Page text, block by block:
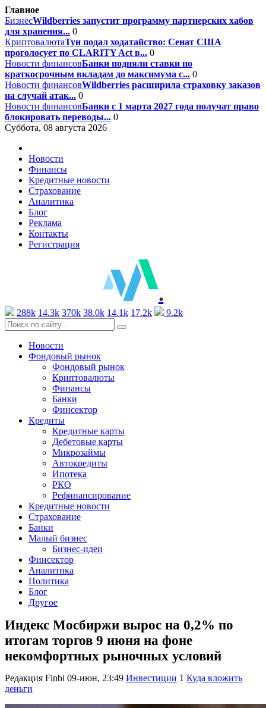
Главное
БизнесWildberries запустит программу партнерских хабов
для хранения... 0
КриптовалютаТун подал ходатайство: Сенат США
проголосует по CLARITY Act в... 0
Новости финансовБанки подняли ставки по
краткосрочным вкладам до максимума с... 0
Новости финансовWildberries расширила страховку заказов
на случай атак... 0
Новости финансовБанки с 1 марта 2027 года получат право
блокировать переводы... 0
Суббота, 08 августа 2026
Новости
Финансы
Кредитные новости
Страхование
Аналитика
Блог
Реклама
Контакты
Регистрация
.
288k 14.3k 370k 38.0k 14.1k 17.2k 9.2k
Новости
Фондовый рынок
Фондовый рынок
Криптовалюты
Финансы
Банки
Финсектор
Кредиты
Кредитные карты
Дебетовые карты
Микрозаймы
Автокредиты
Ипотека
РКО
Рефинансирование
Кредитные новости
Страхование
Банки
Малый бизнес
Бизнес-идеи
Финсектор
Аналитика
Политика
Блог
Другое
Индекс Мосбиржи вырос на 0,2% по
итогам торгов 9 июня на фоне
некомфортных рыночных условий
Редакция Finbi 09-июн, 23:49 Инвестиции 1 Куда вложить
деньги